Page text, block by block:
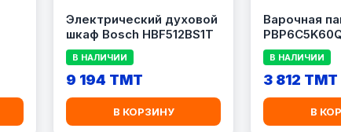
Электрический духовой
шкаф Bosch HBF512BS1T
В НАЛИЧИИ
9 194 TMT
В КОРЗИНУ
Варочная
В НАЛИЧИИ
3 812 TMT
В